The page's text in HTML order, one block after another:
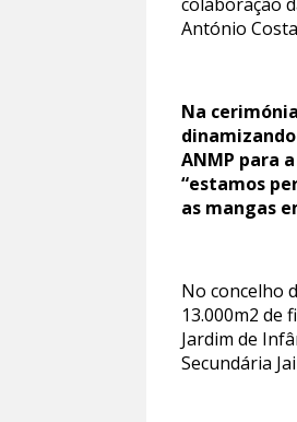
António
Na
ANMP para
“estamos
as mangas
No concelho
13.000m2 de
Jardim de
Secundária